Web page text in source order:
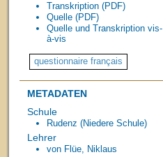
Transkription (PDF)
Quelle (PDF)
Quelle und Transkription vis-
à-vis
METADATEN
Schule
Rudenz (Niedere Schule)
Lehrer
von Flüe, Niklaus